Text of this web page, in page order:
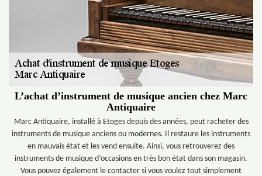
L’achat d’instrument de musique ancien chez Marc
Antiquaire
Marc Antiquaire, installé à Etoges depuis des années, peut racheter des
instruments de musique anciens ou modernes. Il restaure les instruments
en mauvais état et les vend ensuite. Ainsi, vous retrouverez des
instruments de musique d’occasions en très bon état dans son magasin.
Vous pouvez également le contacter si vous voulez tout simplement